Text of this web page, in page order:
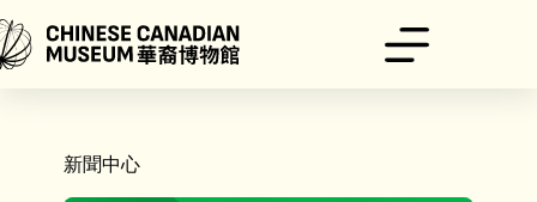
至
主
新聞中心